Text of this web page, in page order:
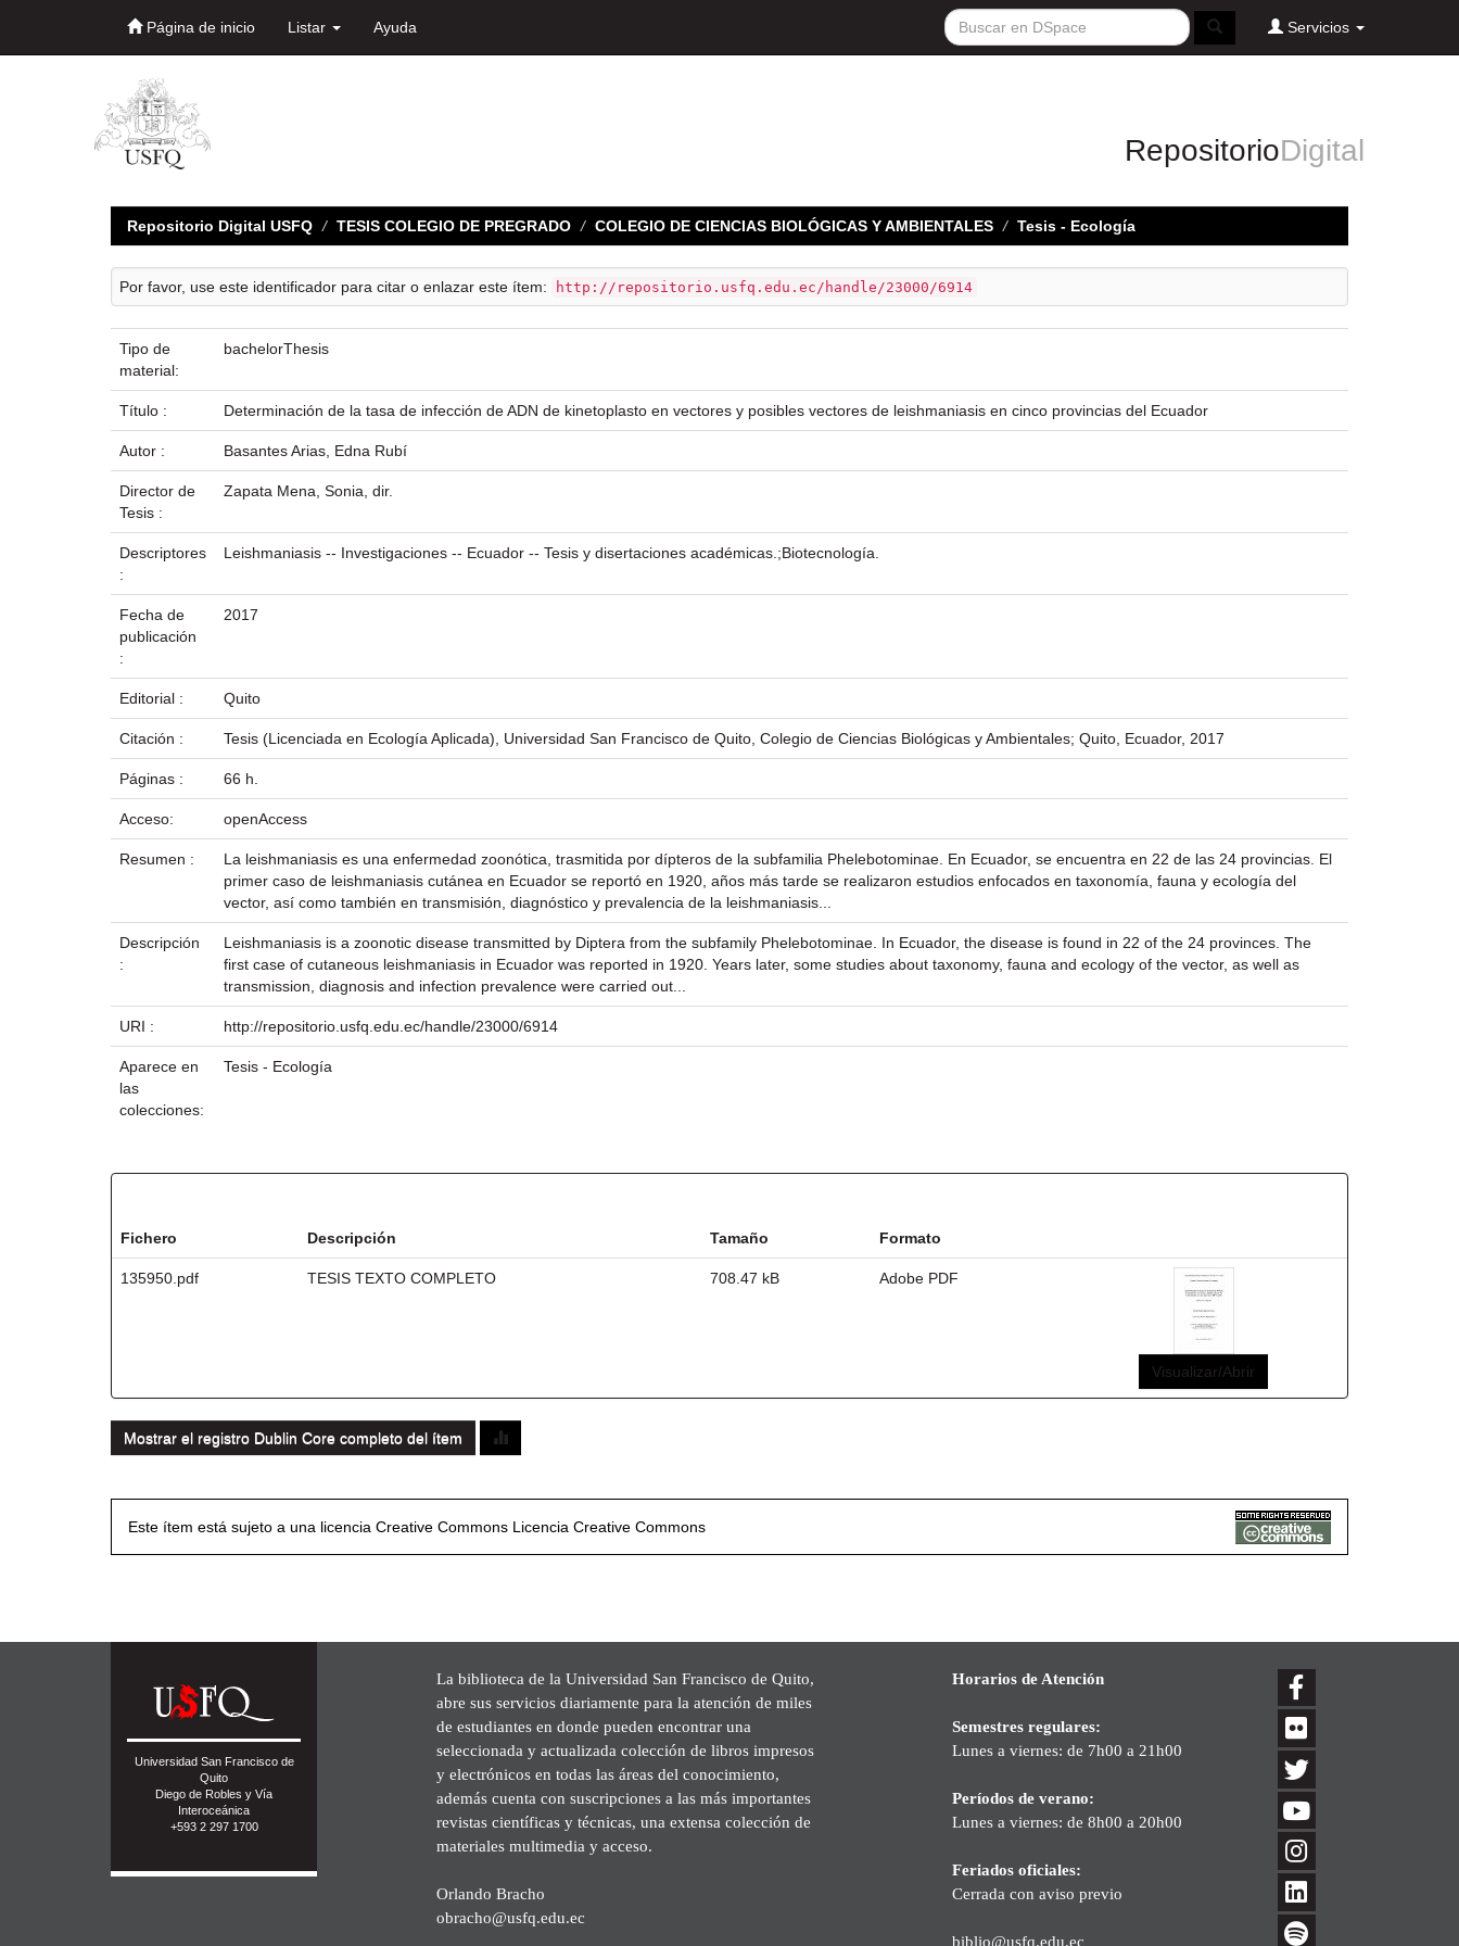
Página de inicio Listar Ayuda Servicios
RepositorioDigital
Repositorio Digital USFQ TESIS COLEGIO DE PREGRADO COLEGIO DE CIENCIAS BIOLÓGICAS Y AMBIENTALES Tesis - Ecología
Por favor, use este identificador para citar o enlazar este ítem: http://repositorio.usfq.edu.ec/handle/23000/6914
Tipo de
material:
bachelorThesis
Título : Determinación de la tasa de infección de ADN de kinetoplasto en vectores y posibles vectores de leishmaniasis en cinco provincias del Ecuador
Autor : Basantes Arias, Edna Rubí
Director de
Tesis :
Zapata Mena, Sonia, dir.
Descriptores
:
Leishmaniasis -- Investigaciones -- Ecuador -- Tesis y disertaciones académicas.;Biotecnología.
Fecha de
publicación
:
2017
Editorial : Quito
Citación : Tesis (Licenciada en Ecología Aplicada), Universidad San Francisco de Quito, Colegio de Ciencias Biológicas y Ambientales; Quito, Ecuador, 2017
Páginas : 66 h.
Acceso: openAccess
Resumen :
La leishmaniasis es una enfermedad zoonótica, trasmitida por dípteros de la subfamilia Phelebotominae. En Ecuador, se encuentra en 22 de las 24 provincias. El
primer caso de leishmaniasis cutánea en Ecuador se reportó en 1920, años más tarde se realizaron estudios enfocados en taxonomía, fauna y ecología del
vector, así como también en transmisión, diagnóstico y prevalencia de la leishmaniasis...
Descripción
:
Leishmaniasis is a zoonotic disease transmitted by Diptera from the subfamily Phelebotominae. In Ecuador, the disease is found in 22 of the 24 provinces. The
first case of cutaneous leishmaniasis in Ecuador was reported in 1920. Years later, some studies about taxonomy, fauna and ecology of the vector, as well as
transmission, diagnosis and infection prevalence were carried out...
URI : http://repositorio.usfq.edu.ec/handle/23000/6914
Aparece en
las
colecciones:
Tesis - Ecología
Fichero Descripción Tamaño Formato
135950.pdf TESIS TEXTO COMPLETO 708.47 kB Adobe PDF
Visualizar/Abrir
Mostrar el registro Dublin Core completo del ítem
Este ítem está sujeto a una licencia Creative Commons Licencia Creative Commons
Universidad San Francisco de
Quito
Diego de Robles y Vía
Interoceánica
+593 2 297 1700
La biblioteca de la Universidad San Francisco de Quito,
abre sus servicios diariamente para la atención de miles
de estudiantes en donde pueden encontrar una
seleccionada y actualizada colección de libros impresos
y electrónicos en todas las áreas del conocimiento,
además cuenta con suscripciones a las más importantes
revistas científicas y técnicas, una extensa colección de
materiales multimedia y acceso.
Orlando Bracho
obracho@usfq.edu.ec
Horarios de Atención
Semestres regulares:
Lunes a viernes: de 7h00 a 21h00
Períodos de verano:
Lunes a viernes: de 8h00 a 20h00
Feriados oficiales:
Cerrada con aviso previo
biblio@usfq.edu.ec